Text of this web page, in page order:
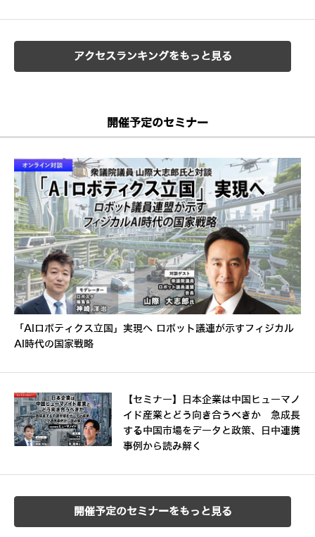
アクセスランキングをもっと見る
開催予定のセミナー
「AIロボティクス立国」実現へ ロボット議連が示すフィジカル
AI時代の国家戦略
【セミナー】日本企業は中国ヒューマノ
イド産業とどう向き合うべきか 急成長
する中国市場をデータと政策、日中連携
事例から読み解く
開催予定のセミナーをもっと見る